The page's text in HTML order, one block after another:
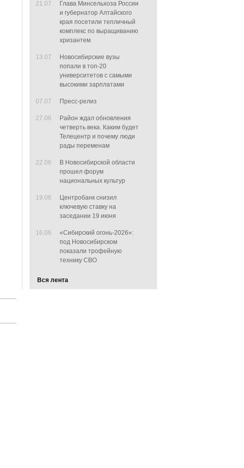
21.07
Глава Минсельхоза России
и губернатор Алтайского
края посетили тепличный
комплекс по выращиванию
хризантем
13.07
Новосибирские вузы
попали в топ-20
университетов с самыми
высокими зарплатами
07.07 Пресс-релиз
27.06
Район ждал обновления
четверть века. Каким будет
Телецентр и почему люди
рады переменам
22.06
В Новосибирской области
прошел форум
национальных культур
19.06
Центробанк снизил
ключевую ставку на
заседании 19 июня
16.06
«Сибирский огонь-2026»:
под Новосибирском
показали трофейную
технику СВО
Вся лента